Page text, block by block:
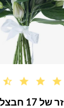
זר של 17 חבצלות